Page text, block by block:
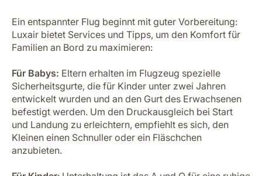
Ein entspannter Flug beginnt mit guter Vorbereitung:
Luxair bietet Services und Tipps, um den Komfort für
Familien an Bord zu maximieren:
Für Babys: Eltern erhalten im Flugzeug spezielle
Sicherheitsgurte, die für Kinder unter zwei Jahren
entwickelt wurden und an den Gurt des Erwachsenen
befestigt werden. Um den Druckausgleich bei Start
und Landung zu erleichtern, empfiehlt es sich, den
Kleinen einen Schnuller oder ein Fläschchen
anzubieten.